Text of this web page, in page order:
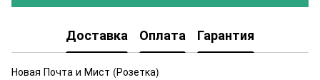
Доставка Оплата Гарантия
Новая Почта и Мист (Розетка)